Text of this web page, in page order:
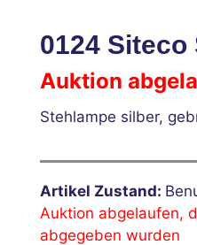
0124 Siteco
Auktion
Stehlampe silber,
Artikel Zustand:
Auktion abgelaufen,
abgegeben wurden